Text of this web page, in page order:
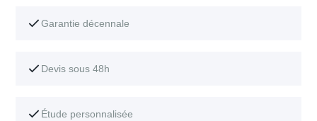
Garantie décennale
Devis sous 48h
Étude personnalisée